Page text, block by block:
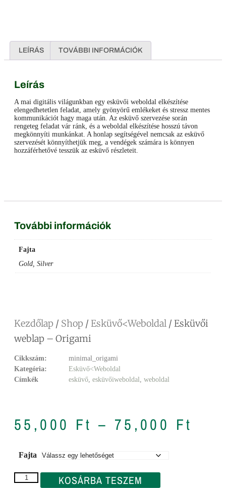
LEÍRÁS TOVÁBBI INFORMÁCIÓK
Leírás
A mai digitális világunkban egy esküvői weboldal elkészítése
elengedhetetlen feladat, amely gyönyörű emlékeket és stressz mentes
kommunikációt hagy maga után. Az esküvő szervezése során
rengeteg feladat vár ránk, és a weboldal elkészítése hosszú távon
megkönnyíti munkánkat. A honlap segítségével nemcsak az esküvő
szervezését könnyíthetjük meg, a vendégek számára is könnyen
hozzáférhetővé tesszük az esküvő részleteit.
További információk
Fajta
Gold, Silver
Kezdőlap / Shop / Esküvő<Weboldal / Esküvői
weblap – Origami
Cikkszám:
minimal_origami
Kategória:
Esküvő<Weboldal
Címkék
esküvő, esküvőiweboldal, weboldal
55,000 Ft – 75,000 Ft
Fajta
KOSÁRBA TESZEM